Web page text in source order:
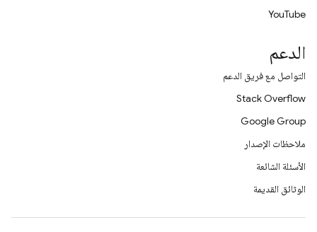
YouTube
الدعم
التواصل مع فريق الدعم
Stack Overflow
Google Group
ملاحظات الإصدار
الأسئلة الشائعة
الوثائق القديمة